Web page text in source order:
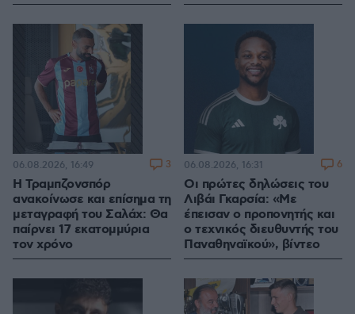
Η Τραμπζονσπόρ
ανακοίνωσε και επίσημα τη
μεταγραφή του Σαλάχ: Θα
παίρνει 17 εκατομμύρια
τον χρόνο
06.08.2026, 16:49 3
Οι πρώτες δηλώσεις του
Λιβάι Γκαρσία: «Με
έπεισαν ο προπονητής και
ο τεχνικός διευθυντής του
Παναθηναϊκού», βίντεο
06.08.2026, 16:31 6